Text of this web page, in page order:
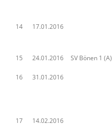
14 17.01.2016
15 24.01.2016 SV Bönen 1 (A)
16 31.01.2016
17 14.02.2016